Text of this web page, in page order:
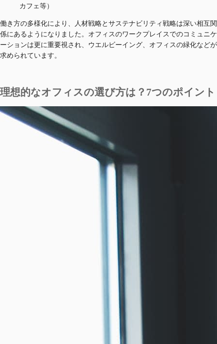
カフェ等）
働き方の多様化により、人材戦略とサステナビリティ戦略は深い相互関
係にあるようになりました。オフィスのワークプレイスでのコミュニケ
ーションは更に重要視され、ウエルビーイング、オフィスの緑化などが
求められています。
理想的なオフィスの選び方は？7つのポイント